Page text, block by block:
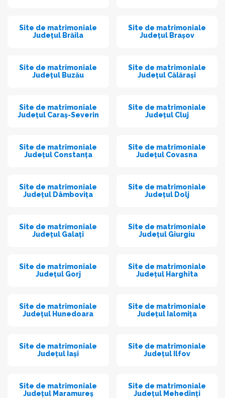
Site de matrimoniale
Județul Brăila
Site de matrimoniale
Județul Brașov
Site de matrimoniale
Județul Buzău
Site de matrimoniale
Județul Călărași
Site de matrimoniale
Județul Caraș-Severin
Site de matrimoniale
Județul Cluj
Site de matrimoniale
Județul Constanța
Site de matrimoniale
Județul Covasna
Site de matrimoniale
Județul Dâmbovița
Site de matrimoniale
Județul Dolj
Site de matrimoniale
Județul Galați
Site de matrimoniale
Județul Giurgiu
Site de matrimoniale
Județul Gorj
Site de matrimoniale
Județul Harghita
Site de matrimoniale
Județul Hunedoara
Site de matrimoniale
Județul Ialomița
Site de matrimoniale
Județul Iași
Site de matrimoniale
Județul Ilfov
Site de matrimoniale
Județul Maramureș
Site de matrimoniale
Județul Mehedinți